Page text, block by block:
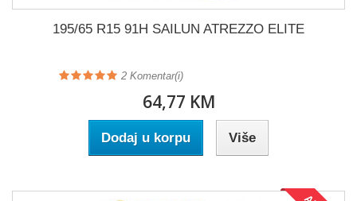
195/65 R15 91H SAILUN ATREZZO ELITE
2 Komentar(i)
64,77 KM
Dodaj u korpu Više